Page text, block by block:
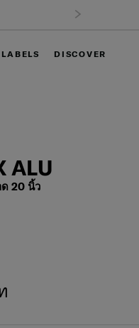
LABELS DISCOVER
ALU
ด 20 นิ้ว